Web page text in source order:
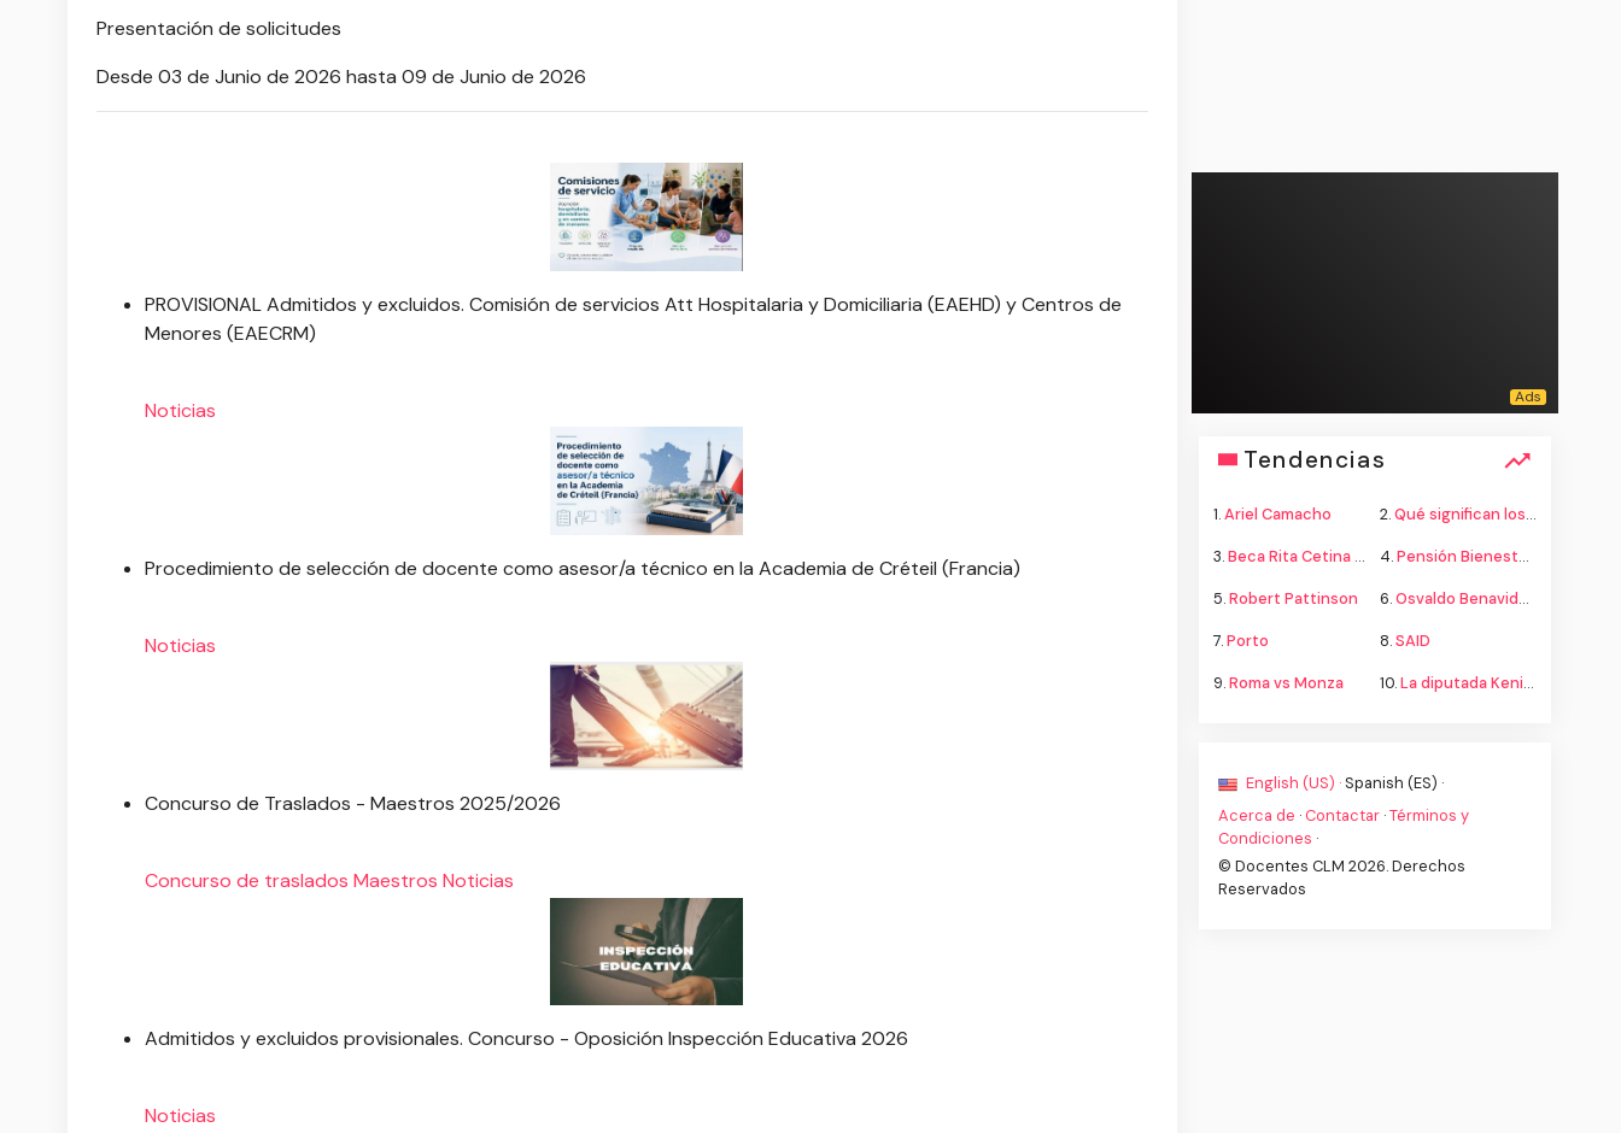
Presentación de solicitudes
Desde 03 de Junio de 2026 hasta 09 de Junio de 2026
PROVISIONAL Admitidos y excluidos. Comisión de servicios Att Hospitalaria y Domiciliaria (EAEHD) y Centros de
Menores (EAECRM)
Noticias
Procedimiento de selección de docente como asesor/a técnico en la Academia de Créteil (Francia)
Noticias
Concurso de Traslados - Maestros 2025/2026
Concurso de traslados Maestros Noticias
Admitidos y excluidos provisionales. Concurso - Oposición Inspección Educativa 2026
Noticias
Tendencias
1.Ariel Camacho 2.Qué significan los colores de la bandera
3.Beca Rita Cetina secundaria 4.Pensión Bienestar adultos mayores
5.Robert Pattinson 6.Osvaldo Benavides
7.Porto 8.SAID
9.Roma vs Monza 10.La diputada Kenia López propone cambiar el nombre del país a México
English (US) · Spanish (ES) ·
Acerca de · Contactar ·Términos y
Condiciones ·
© Docentes CLM 2026. Derechos
Reservados